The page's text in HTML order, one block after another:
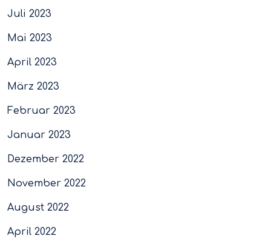
Juli 2023
Mai 2023
April 2023
März 2023
Februar 2023
Januar 2023
Dezember 2022
November 2022
August 2022
April 2022